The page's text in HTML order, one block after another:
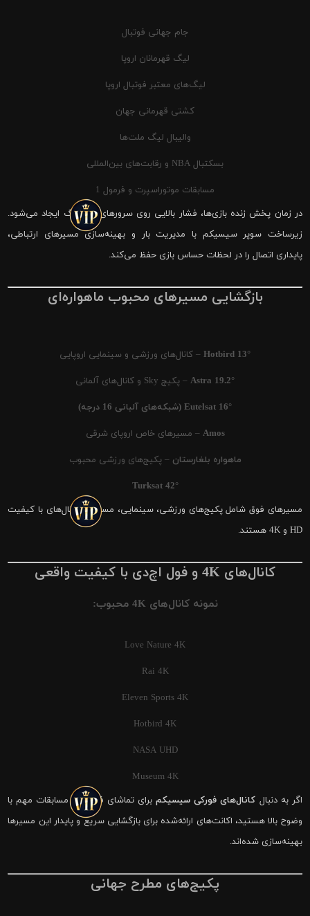
جام جهانی فوتبال
لیگ قهرمانان اروپا
لیگ‌های معتبر فوتبال اروپا
کشتی قهرمانی جهان
والیبال لیگ ملت‌ها
بسکتبال NBA و رقابت‌های بین‌المللی
مسابقات موتوراسپرت و فرمول 1
در زمان پخش زنده بازی‌ها، فشار بالایی روی سرورهای شیرینگ ایجاد می‌شود.
زیرساخت سوپر سیسیکم با مدیریت بار و بهینه‌سازی مسیرهای ارتباطی،
پایداری اتصال را در لحظات حساس بازی حفظ می‌کند.
بازگشایی مسیرهای محبوب ماهواره‌ای
Hotbird 13° – کانال‌های ورزشی و سینمایی اروپایی
Astra 19.2° – پکیج Sky و کانال‌های آلمانی
Eutelsat 16° (شبکه‌های آلبانی 16 درجه)
Amos – مسیرهای خاص اروپای شرقی
ماهواره بلغارستان – پکیج‌های ورزشی محبوب
Turksat 42°
مسیرهای فوق شامل پکیج‌های ورزشی، سینمایی، مستند و کانال‌های با کیفیت
HD و 4K هستند.
کانال‌های 4K و فول اچ‌دی با کیفیت واقعی
نمونه کانال‌های 4K محبوب:
Love Nature 4K
Rai 4K
Eleven Sports 4K
Hotbird 4K
NASA UHD
Museum 4K
اگر به دنبال کانال‌های فورکی سیسیکمبرای تماشای فوتبال و مسابقات مهم با
وضوح بالا هستید، اکانت‌های ارائه‌شده برای بازگشایی سریع و پایدار این مسیرها
بهینه‌سازی شده‌اند.
پکیج‌های مطرح جهانی